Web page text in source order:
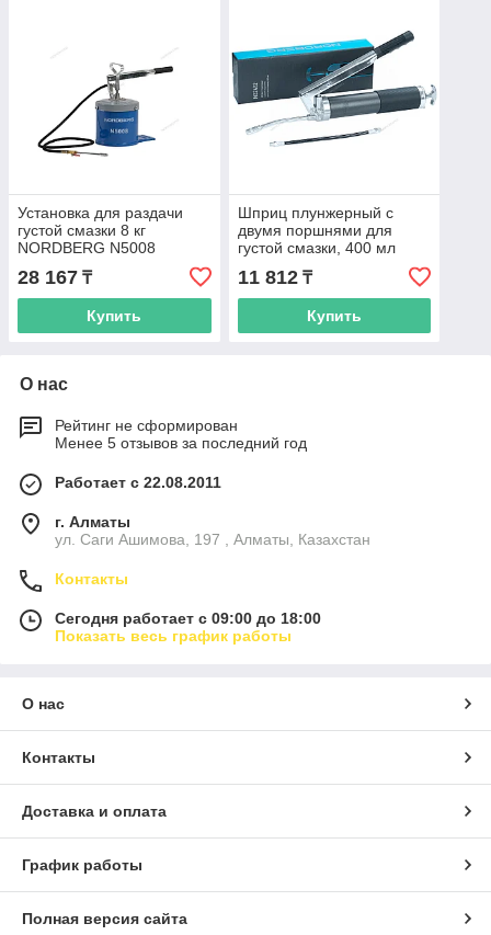
Установка для раздачи
густой смазки 8 кг
NORDBERG N5008
28 167 ₸
Купить
Шприц плунжерный с
двумя поршнями для
густой смазки, 400 мл
NORDBERG NO2402
11 812₸
Купить
О нас
Рейтинг не сформирован
Менее 5 отзывов за последний год
Работает с 22.08.2011
г. Алматы
ул. Саги Ашимова, 197 , Алматы, Казахстан
Контакты
Сегодня работает с 09:00 до 18:00
Показать весь график работы
О нас
Контакты
Доставка и оплата
График работы
Полная версия сайта